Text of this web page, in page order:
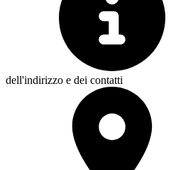
dell'indirizzo e dei contatti